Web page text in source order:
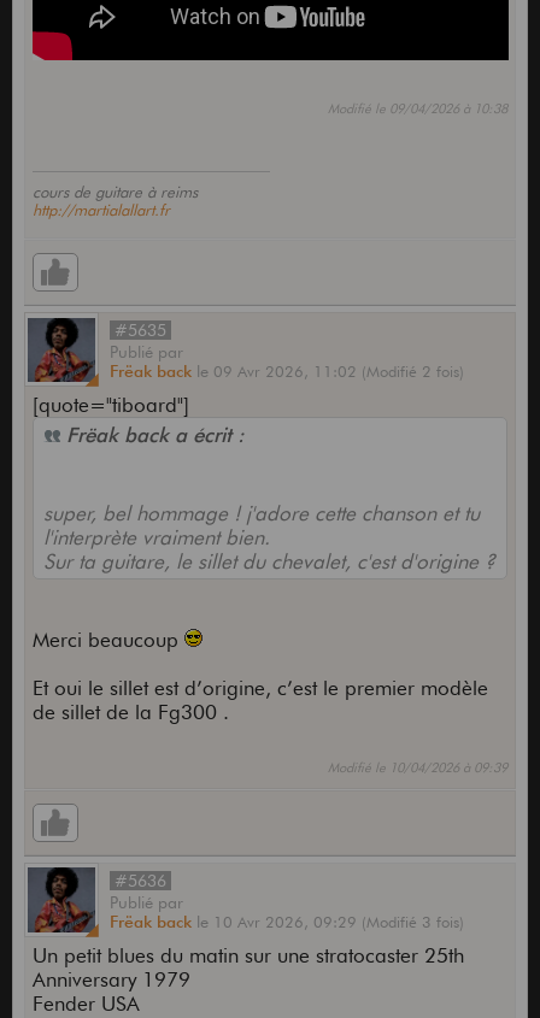
Modifié le 09/04/2026 à 10:38
cours de guitare à reims
http://martialallart.fr
#5635
Publié par
Frëak back le 09 Avr 2026, 11:02 (Modifié 2 fois)
[quote="tiboard"]
Frëak back a écrit :
super, bel hommage ! j'adore cette chanson et tu
l'interprète vraiment bien.
Sur ta guitare, le sillet du chevalet, c'est d'origine ?
Merci beaucoup
Et oui le sillet est d’origine, c’est le premier modèle
de sillet de la Fg300 .
Modifié le 10/04/2026 à 09:39
#5636
Publié par
Frëak back le 10 Avr 2026, 09:29 (Modifié 3 fois)
Un petit blues du matin sur une stratocaster 25th
Anniversary 1979
Fender USA